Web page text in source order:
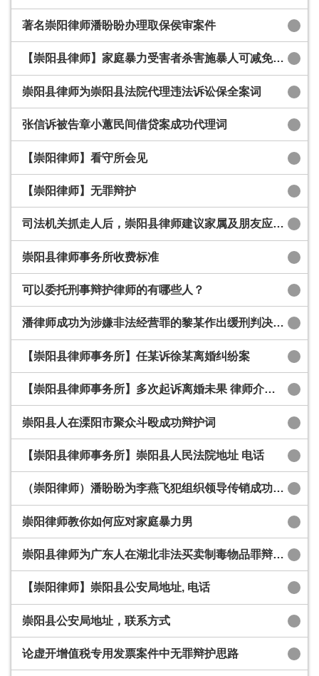
著名崇阳律师潘盼盼办理取保侯审案件
【崇阳县律师】家庭暴力受害者杀害施暴人可减免处罚
崇阳县律师为崇阳县法院代理违法诉讼保全案词
张信诉被告章小蕙民间借贷案成功代理词
【崇阳律师】看守所会见
【崇阳律师】无罪辩护
司法机关抓走人后，崇阳县律师建议家属及朋友应该怎么办？家属的注意事项有哪些？
崇阳县律师事务所收费标准
可以委托刑事辩护律师的有哪些人？
潘律师成功为涉嫌非法经营罪的黎某作出缓刑判决的辩护
【崇阳县律师事务所】任某诉徐某离婚纠纷案
【崇阳县律师事务所】多次起诉离婚未果 律师介入后终获如愿
崇阳县人在溧阳市聚众斗殴成功辩护词
【崇阳县律师事务所】崇阳县人民法院地址​ 电话
（崇阳律师）潘盼盼为李燕飞犯组织领导传销成功辩护词
崇阳律师教你如何应对家庭暴力男
崇阳县律师为广东人在湖北非法买卖制毒物品罪辩护词
【崇阳律师】崇阳县公安局地址, 电话
崇阳县公安局地址，联系方式
论虚开增值税专用发票案件中无罪辩护思路